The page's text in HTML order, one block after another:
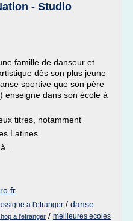
- Studio
famille de danseur et
dès son plus jeune
sportive que son père
enseigne dans son école à
titres, notamment
Latines
a l'etranger / danse
a l'etranger / meilleures ecoles